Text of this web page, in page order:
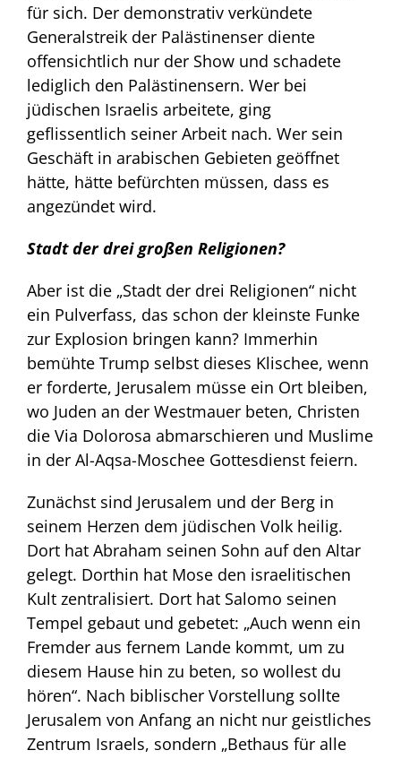
für sich. Der demonstrativ verkündete
Generalstreik der Palästinenser diente
offensichtlich nur der Show und schadete
lediglich den Palästinensern. Wer bei
jüdischen Israelis arbeitete, ging
geflissentlich seiner Arbeit nach. Wer sein
Geschäft in arabischen Gebieten geöffnet
hätte, hätte befürchten müssen, dass es
angezündet wird.
Stadt der drei großen Religionen?
Aber ist die „Stadt der drei Religionen“ nicht
ein Pulverfass, das schon der kleinste Funke
zur Explosion bringen kann? Immerhin
bemühte Trump selbst dieses Klischee, wenn
er forderte, Jerusalem müsse ein Ort bleiben,
wo Juden an der Westmauer beten, Christen
die Via Dolorosa abmarschieren und Muslime
in der Al-Aqsa-Moschee Gottesdienst feiern.
Zunächst sind Jerusalem und der Berg in
seinem Herzen dem jüdischen Volk heilig.
Dort hat Abraham seinen Sohn auf den Altar
gelegt. Dorthin hat Mose den israelitischen
Kult zentralisiert. Dort hat Salomo seinen
Tempel gebaut und gebetet: „Auch wenn ein
Fremder aus fernem Lande kommt, um zu
diesem Hause hin zu beten, so wollest du
hören“. Nach biblischer Vorstellung sollte
Jerusalem von Anfang an nicht nur geistliches
Zentrum Israels, sondern „Bethaus für alle